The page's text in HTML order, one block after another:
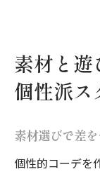
素材と遊
個性派ス
素材選びで差
個性的コーデを